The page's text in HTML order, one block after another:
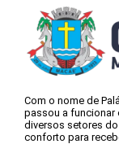
Com o nome de
passou a funcionar
diversos setores
conforto para